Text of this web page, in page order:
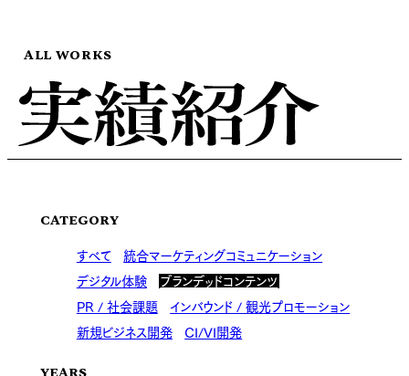
ALL WORKS
CATEGORY
すべて 統合マーケティングコミュニケーション
デジタル体験
ブランデッドコンテンツ
PR / 社会課題 インバウンド / 観光プロモーション
新規ビジネス開発 CI/VI開発
YEARS